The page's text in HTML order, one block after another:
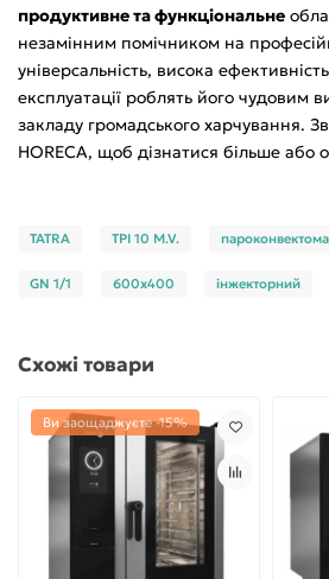
продуктивне та функціональне
незамінним помічником на
універсальність, висока
експлуатації роблять його чудовим
закладу громадського харчування.
HORECA, щоб дізнатися більше
TATRA TPI 10 M.V.
GN 1/1 600x400 інжекторний
Схожі товари
Ви заощаджуєте -15%